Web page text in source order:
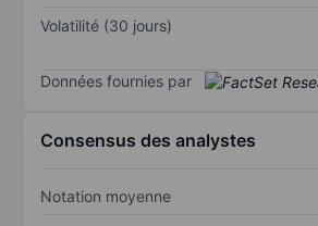
Volatilité (30 jours)
Données fournies par
Consensus des analystes
Notation moyenne